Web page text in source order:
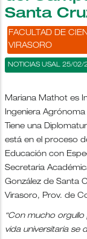
Santa
FACULTAD DE
VIRASORO
NOTICIAS USAL 25/02/
Mariana Mathot es
Ingeniera
Tiene una
está en el proceso
Educación con
Secretaria
González de Santa
Virasoro, Prov. de
“Con mucho
vida universitaria se